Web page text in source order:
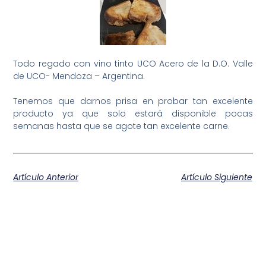
Todo regado con vino tinto UCO Acero de la D.O. Valle
de UCO- Mendoza – Argentina.
Tenemos que darnos prisa en probar tan excelente
producto ya que solo estará disponible pocas
semanas hasta que se agote tan excelente carne.
Artículo Anterior Artículo Siguiente